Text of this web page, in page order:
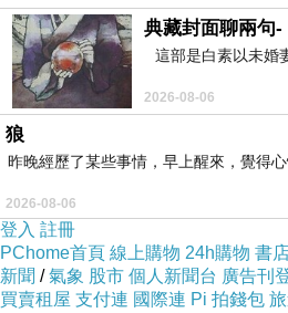
典藏封面聊兩句-
這部是白素以未婚
2026-08-06
狼
昨晚經歷了某些事情，早上醒來，覺得
2026-08-06
登入 註冊
PChome首頁 線上購物 24h購物 書
新聞 /氣象 股市 個人新聞台 廣告刊
買賣租屋 支付連 國際連 Pi 拍錢包